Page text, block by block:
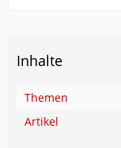
Inhalte
Themen
Artikel